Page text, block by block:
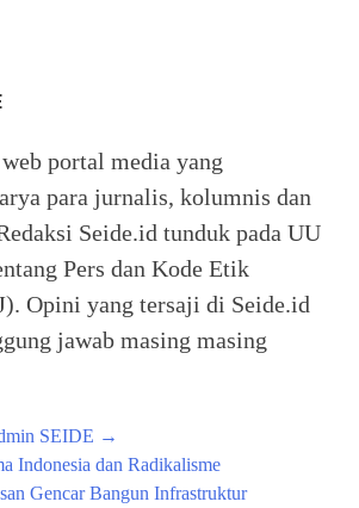
portal media yang
para jurnalis, kolumnis dan
Seide.id tunduk pada UU
Pers dan Kode Etik
Opini yang tersaji di Seide.id
jawab masing masing
SEIDE →
Indonesia dan Radikalisme
Gencar Bangun Infrastruktur